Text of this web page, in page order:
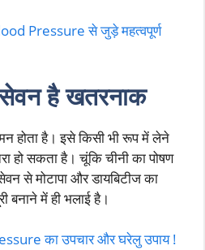
Pressure से जुड़े महत्वपूर्ण
सेवनहै खतरनाक
होता है। इसे किसी भी रूप में लेने
हो सकता है। चूंकि चीनी का पोषण
से मोटापा और डायबिटीज का
बनाने में ही भलाई है।
का उपचार और घरेलु उपाय !